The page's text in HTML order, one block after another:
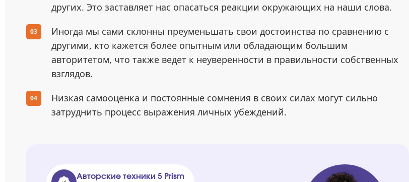
других. Это заставляет нас опасаться реакции окружающих на наши слова.
Иногда мы сами склонны преуменьшать свои достоинства по сравнению с
другими, кто кажется более опытным или обладающим большим
авторитетом, что также ведет к неуверенности в правильности собственных
взглядов.
Низкая самооценка и постоянные сомнения в своих силах могут сильно
затруднить процесс выражения личных убеждений.
Авторские техники 5 Prism